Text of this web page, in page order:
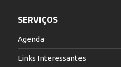
SERVIÇOS
Agenda
Links Interessantes